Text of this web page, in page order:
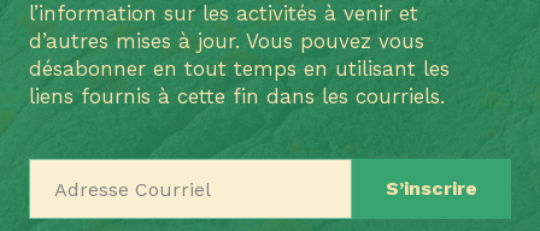
l’information sur les activités à venir et
d’autres mises à jour. Vous pouvez vous
désabonner en tout temps en utilisant les
liens fournis à cette fin dans les courriels.